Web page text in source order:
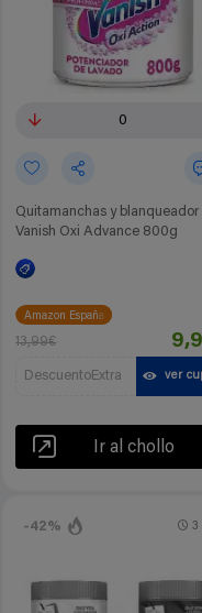
0
Quitamanchas y blanqueador
Vanish Oxi Advance 800g
Amazon España
13,99€
DescuentoExtra ver
Ir al chollo
-42% 3